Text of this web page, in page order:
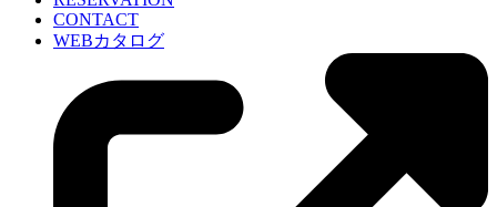
CONTACT
WEBカタログ